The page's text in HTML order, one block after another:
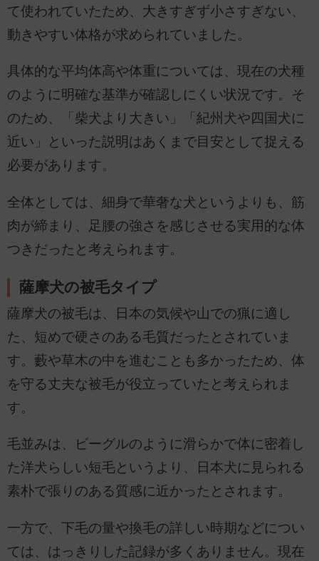
て使われていたため、大きすぎず小さすぎない、
動きやすい体格が求められていました。
具体的な平均体高や体重については、現在の犬種
のように明確な基準が確認しにくい状況です。そ
のため、「柴犬より大きい」「紀州犬や四国犬に
近い」といった説明はあくまで目安として捉える
必要があります。
全体としては、細身で華奢な犬というよりも、筋
肉が締まり、足腰の強さを感じさせる実用的な体
つきだったと考えられます。
薩摩犬の被毛タイプ
薩摩犬の被毛は、日本の気候や山での猟に適し
た、短めで硬さのある毛質だったとされていま
す。藪や草木の中を進むことも多かったため、体
を守る丈夫な被毛が役立っていたと考えられま
す。
毛並みは、ビーグルのように滑らかで体に密着し
た洋犬らしい短毛というより、日本犬に見られる
素朴で張りのある質感に近かったとされます。
一方で、下毛の量や換毛の詳しい時期などについ
ては、はっきりした記録が多くありません。現在